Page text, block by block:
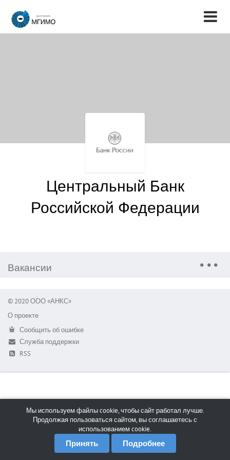
Центральный Банк
Российской Федерации
Вакансии
© 2020 ООО «АНКС»
О проекте
Сообщить об ошибке
Служба поддержки
RSS
Мы используем файлы cookie, чтобы сайт работал лучше.
Продолжая пользоваться сайтом, вы соглашаетесь с
использованием cookie.
Принять Подробнее